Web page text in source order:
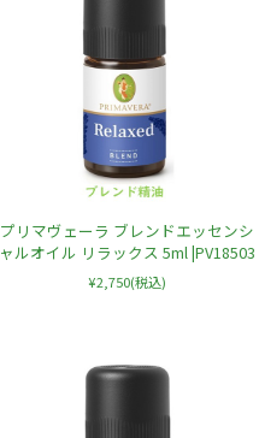
プリマヴェーラ ブレンドエッセンシ
ャルオイル リラックス 5ml |PV18503
¥2,750(税込)